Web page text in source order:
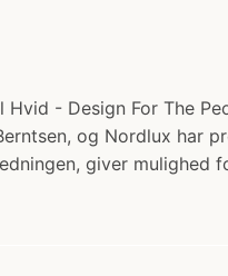
Hvid - Design For The
og Nordlux har
giver mulighed